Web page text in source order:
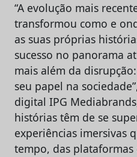
“A evolução mais
transformou como e
as suas próprias
sucesso no panorama
mais além da
seu papel na
digital IPG
histórias têm de se
experiências imersivas
tempo, das plataformas